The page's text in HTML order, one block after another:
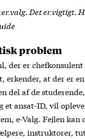
er valg. Det er vigtigt.
problem
der er chefkonsulent
erkender, at der er
del af de
et ansat-ID, vil
e-Valg. Fejlen kan
instruktorer,